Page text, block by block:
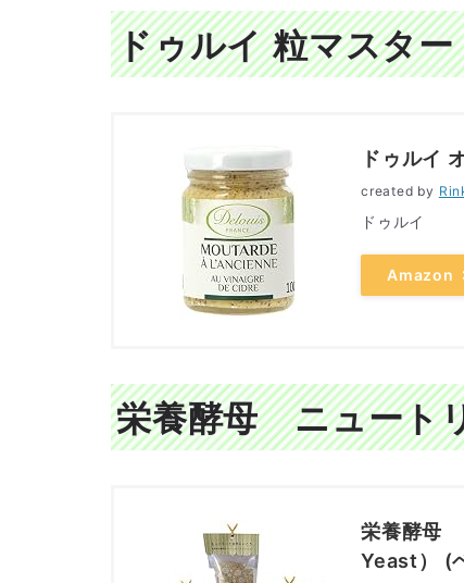
ドゥルイ 粒マスター
ドゥルイ
created by
ドゥルイ
Amazon
栄養酵母 ニュート
栄養酵母
Yeast） (